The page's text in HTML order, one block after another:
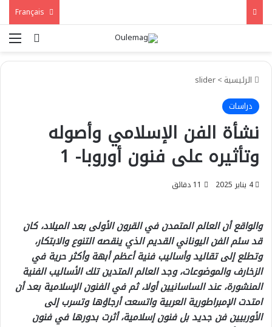
بحث عن
الرئيسية >
slider
دراسات
نشأة الفن الإسلامي وأصوله
وتأثيره على فنون أوروبا- 1
4 يناير 2025
والواقع أن العالم المتمدن في القرون الأولى بعد الميلاد، كان
قد سئم الفن اليوناني القديم الذي ينقصه التنوع والابتكار،
وتطلع إلى تقاليد وأساليب فنية أعظم أبهة وأكثر حرية في
الزخارف والموضوعات، وجد العالم المتدين تلك الأساليب الفنية
المنشورة، عند الساسانيين أولا، ثم في الفنون الإسلامية بعد أن
امتدت الإمبراطورية العربية واتسعت أرجاؤها وتسرب إلى
الأوربيين فن جديد بل فنون إسلامية، أثرت بدورها في فنون